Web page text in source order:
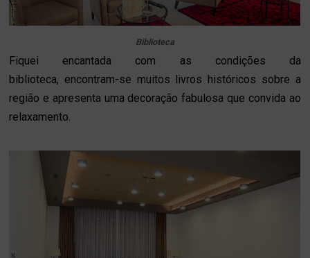
Biblioteca
Fiquei encantada com as condições da
biblioteca, encontram-se muitos livros históricos sobre a
região e apresenta uma decoração fabulosa que convida ao
relaxamento.